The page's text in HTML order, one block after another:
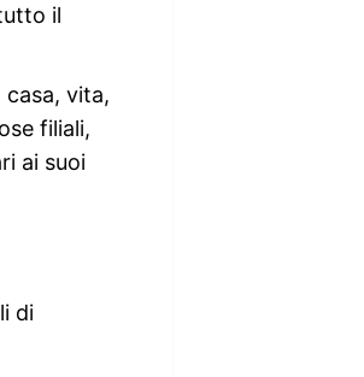
il
vita,
filiali,
ai suoi
di